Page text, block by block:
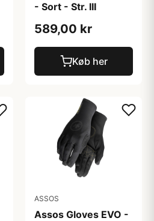
- Sort - Str. III
589,00 kr
Køb her
ASSOS
Assos Gloves EVO -